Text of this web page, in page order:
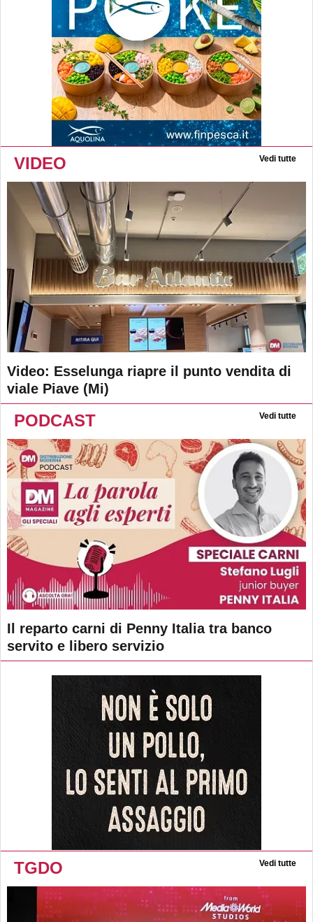
VIDEO Vedi tutte
Video: Esselunga riapre il punto vendita di
viale Piave (Mi)
PODCAST Vedi tutte
Il reparto carni di Penny Italia tra banco
servito e libero servizio
TGDO Vedi tutte